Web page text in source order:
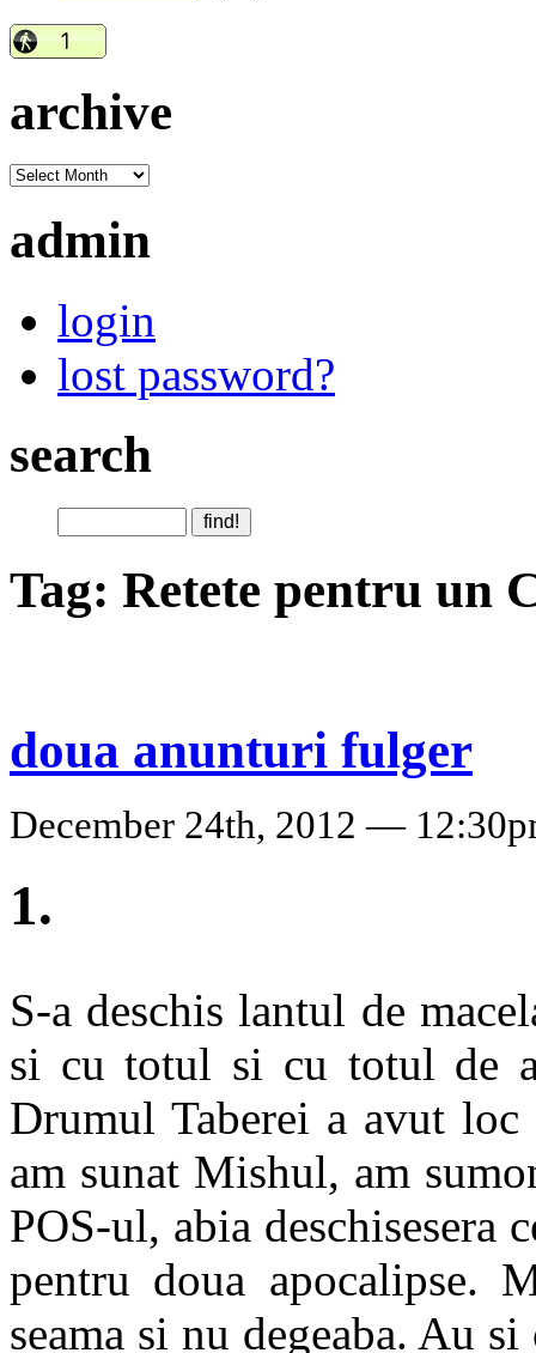
archive
admin
login
lost password?
search
Tag: Retete pentru un
doua anunturi fulger
December 24th, 2012 —
1.
S-a deschis lantul de
si cu totul si cu totul de
Drumul Taberei a avut
am sunat Mishul, am
POS-ul, abia deschisesera
pentru doua apocalipse.
seama si nu degeaba. Au